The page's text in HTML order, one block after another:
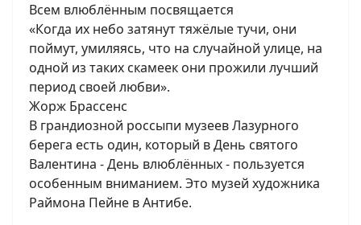
Всем влюблённым посвящается
«Когда их небо затянут тяжёлые тучи, они
поймут, умиляясь, что на случайной улице, на
одной из таких скамеек они прожили лучший
период своей любви».
Жорж Брассенс
В грандиозной россыпи музеев Лазурного
берега есть один, который в День святого
Валентина - День влюблённых - пользуется
особенным вниманием. Это музей художника
Раймона Пейне в Антибе.